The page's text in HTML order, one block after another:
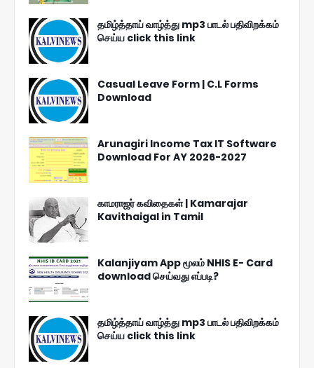
தமிழ்த்தாய் வாழ்த்து mp3 பாடல் பதிவிறக்கம்
செய்ய click this link
Casual Leave Form | C.L Forms
Download
Arunagiri Income Tax IT Software
Download For AY 2026-2027
காமராஜர் கவிதைகள் | Kamarajar
Kavithaigal in Tamil
Kalanjiyam App மூலம் NHIS E- Card
download செய்வது எப்படி?
தமிழ்த்தாய் வாழ்த்து mp3 பாடல் பதிவிறக்கம்
செய்ய click this link